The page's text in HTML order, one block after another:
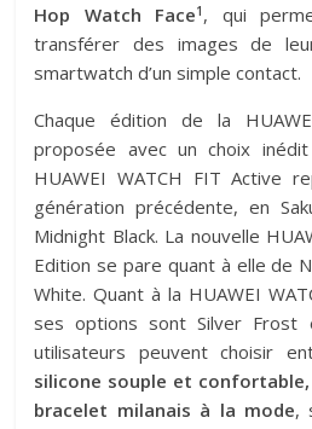
Hop Watch Face1 , qui
transférer des images de
smartwatch d’un simple contact.
Chaque édition de la
proposée avec un choix inédit
HUAWEI WATCH FIT Active
génération précédente, en
Midnight Black. La nouvelle
Edition se pare quant à elle de
White. Quant à la HUAWEI
ses options sont Silver Frost
utilisateurs peuvent choisir
silicone souple et
bracelet milanais à la mode,